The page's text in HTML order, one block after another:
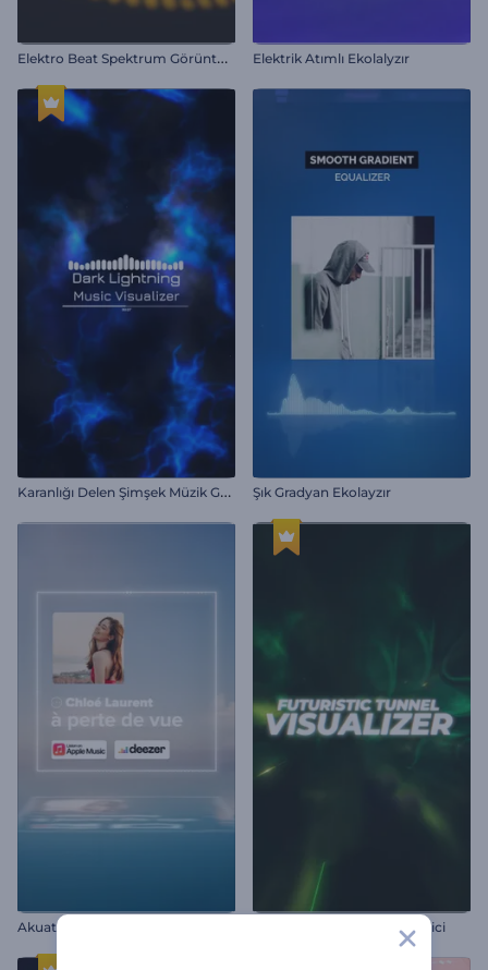
E
lektro Beat Spektrum Görüntüleyici Elektrik Atımlı Ekolalyzır
K
aranlığı Delen Şimşek Müzik Görselleştirici Şık Gradyan Ekolayzır
Akuatik Müzik Görselleştirici Fütüristik Tünel Görselleştirici